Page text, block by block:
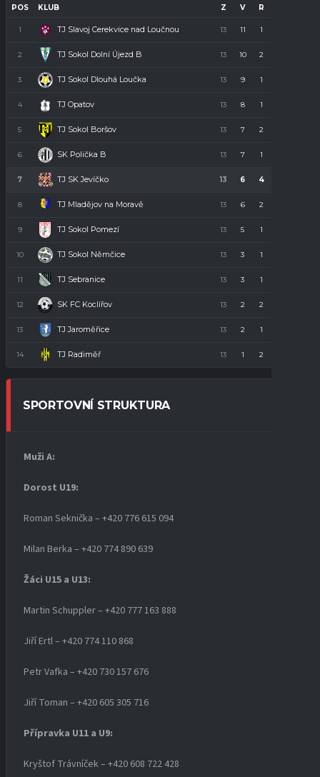
POS KLUB Z V R
1 TJ Slavoj Cerekvice nad Loučnou 13 11 1
2 TJ Sokol Dolní Újezd B 13 10 2
3 TJ Sokol Dlouhá Loučka 13 9 1
4 TJ Opatov 13 8 1
5 TJ Sokol Boršov 13 7 2
6 SK Polička B 13 7 1
7 TJ SK Jevíčko 13 6 4
8 TJ Mladějov na Moravě 13 6 2
9 TJ Sokol Pomezí 13 5 1
10 TJ Sokol Němčice 13 3 1
11 TJ Sebranice 13 3 1
12 SK FC Koclířov 13 2 2
13 TJ Jaroměřice 13 2 1
14 TJ Radiměř 13 1 2
SPORTOVNÍ STRUKTURA
Muži A:
Dorost U19:
Roman Seknička – +420 776 615 094
Milan Berka – +420 774 890 639
Žáci U15 a U13:
Martin Schuppler – +420 777 163 888
Jiří Ertl – +420 774 110 868
Petr Vafka – +420 730 157 676
Jiří Toman – +420 605 305 716
Přípravka U11 a U9:
Kryštof Trávníček – +420 608 722 428